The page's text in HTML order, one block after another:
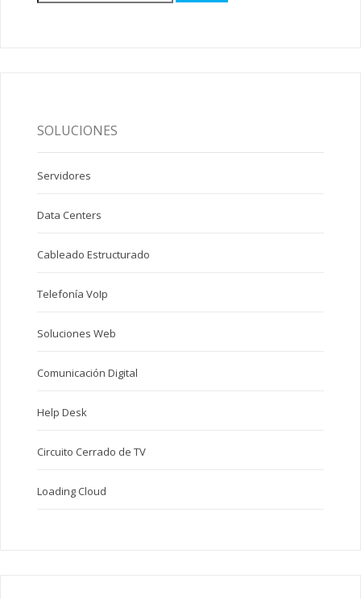
SOLUCIONES
Servidores
Data Centers
Cableado Estructurado
Telefonía VoIp
Soluciones Web
Comunicación Digital
Help Desk
Circuito Cerrado de TV
Loading Cloud